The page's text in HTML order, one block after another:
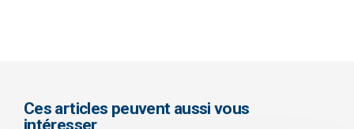
Ces articles peuvent aussi vous
intéresser